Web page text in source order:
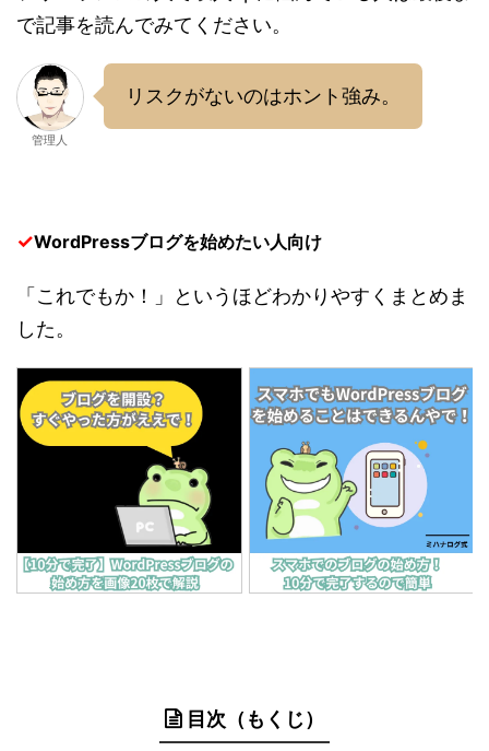
で記事を読んでみてください。
管理人
リスクがないのはホント強み。
✓WordPressブログを始めたい人向け
「これでもか！」というほどわかりやすくまとめま
した。
目次（もくじ）